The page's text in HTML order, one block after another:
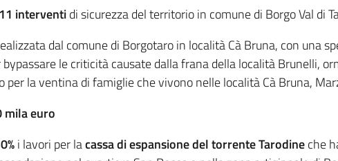
11 interventidi sicurezza del territorio in comune di Borgo Val di
dal comune di Borgotaro in località Cà Bruna, con una
le criticità causate dalla frana della località Brunelli,
la ventina di famiglie che vivono nelle località Cà Bruna,
mila euro
i lavori per lacassa di espansione del torrente Tarodineche